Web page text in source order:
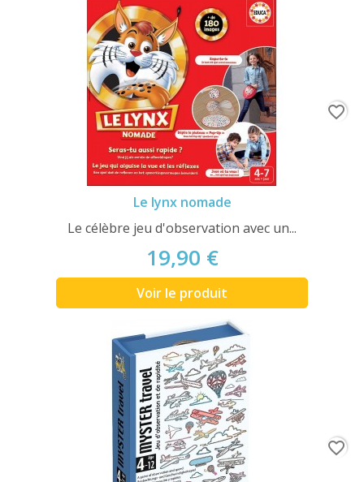
Le lynx nomade
Le célèbre jeu d'observation avec un...
19,90 €
Voir le produit
favorite_border
favorite_border